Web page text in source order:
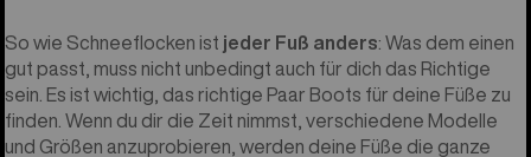
So wie Schneeflocken ist jeder Fuß anders: Was dem einen
gut passt, muss nicht unbedingt auch für dich das Richtige
sein. Es ist wichtig, das richtige Paar Boots für deine Füße zu
finden. Wenn du dir die Zeit nimmst, verschiedene Modelle
und Größen anzuprobieren, werden deine Füße die ganze